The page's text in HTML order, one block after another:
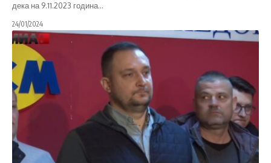
дека на 9.11.2023 година…
24/01/2024